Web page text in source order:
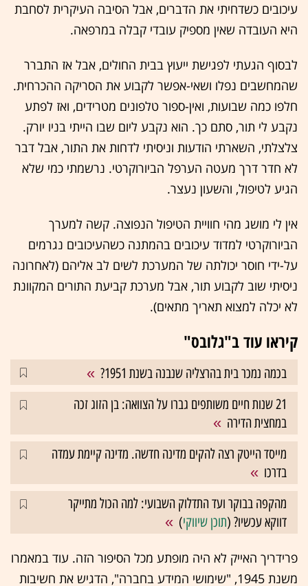
עיכובים כשדחיתי את הדברים, אבל הסיבה העיקרית לסחבת
היא העובדה שאין מספיק עובדי קבלה במרפאה.
לבסוף הגעתי לפגישת ייעוץ בבית החולים, אבל אז התברר
שהמחשבים נפלו ושאי-אפשר לקבוע את הסריקה ההכרחית.
חלפו כמה שבועות, ואין-ספור טלפונים מטרידים, ואז לפתע
נקבע לי תור, סתם כך. הוא נקבע ליום שבו הייתי בניו יורק.
צלצלתי, השארתי הודעות וניסיתי לדחות את התור, אבל דבר
לא חדר דרך מעטה הערפל הביורוקרטי. נרשמתי כמי שלא
הגיע לטיפול, והשעון נעצר.
אין לי מושג מהי חוויית הטיפול הנפוצה. קשה למערך
הביורוקרטי למדוד עיכובים בהמתנה כשהעיכובים נגרמים
על-ידי חוסר יכולתה של המערכת לשים לב אליהם (לאחרונה
ניסיתי שוב לקבוע תור, אבל מערכת קביעת התורים המקוונת
לא יכלה למצוא תאריך מתאים).
קיראו עוד ב"גלובס"
בכמה נמכר בית בהרצליה שנבנה בשנת 1951?
21 שנות חיים משותפים גברו על הצוואה: בן הזוג זכה
במחצית הדירה
מייסד הייטק רצה להקים מדינה חדשה. מדינה קיימת עמדה
בדרכו
מהקפה בבוקר ועד התדלוק השבועי: למה הכול מתייקר
דווקא עכשיו? (תוכן שיווקי)
פרידריך האייק לא היה מופתע מכל הסיפור הזה. עוד במאמרו
משנת 1945, "שימושי המידע בחברה", הדגיש את חשיבות